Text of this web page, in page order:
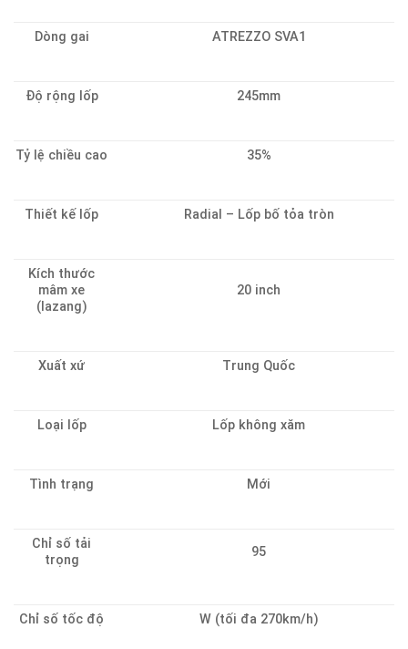
Dòng gai ATREZZO SVA1
Độ rộng lốp 245mm
Tỷ lệ chiều cao 35%
Thiết kế lốp Radial – Lốp bố tỏa tròn
Kích thước
mâm xe
(lazang)
20 inch
Xuất xứ Trung Quốc
Loại lốp Lốp không xăm
Tình trạng Mới
Chỉ số tải
trọng
95
Chỉ số tốc độ W (tối đa 270km/h)